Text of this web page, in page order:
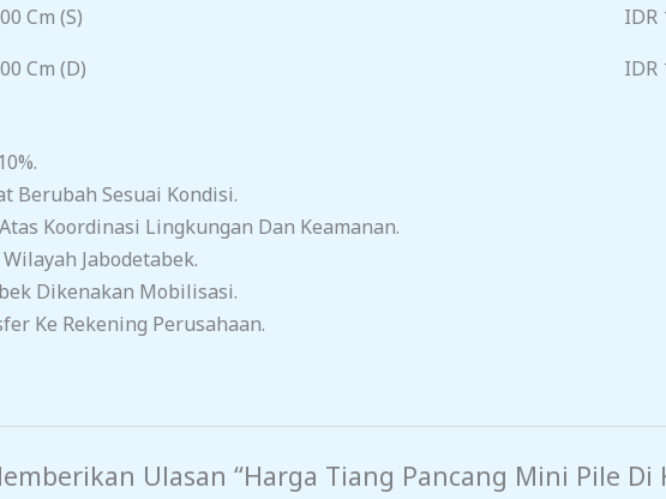
Cm (S)
IDR
Cm (D) IDR
Berubah Sesuai Kondisi.
Koordinasi Lingkungan Dan Keamanan.
Jabodetabek.
Dikenakan Mobilisasi.
Ke Rekening Perusahaan.
Ulasan “Harga Tiang Pancang Mini Pile Di